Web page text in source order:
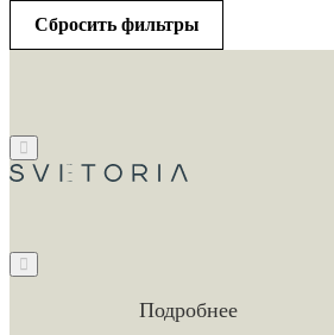
Сбросить фильтры
Подробнее